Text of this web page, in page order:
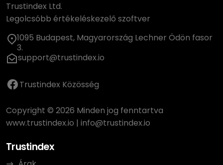
Trustindex Ltd.
Legolcsóbb értékeléskezelő szoftver
1095 Budapest, Magyarország Lechner Ödön fasor
3.
support@trustindex.io
Trustindex Közösség
Copyright © 2026 Minden jog fenntartva
www.trustindex.io | info@trustindex.io
Trustindex